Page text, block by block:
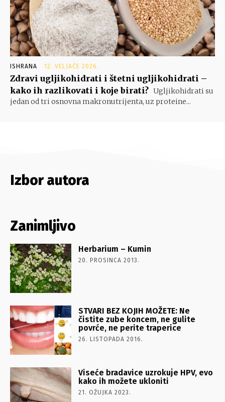
ISHRANA 12. VELJAČE 2026.
Zdravi ugljikohidrati i štetni ugljikohidrati –
kako ih razlikovati i koje birati? Ugljikohidrati su
jedan od tri osnovna makronutrijenta, uz proteine...
Izbor autora
Zanimljivo
Herbarium – Kumin
20. PROSINCA 2013.
STVARI BEZ KOJIH MOŽETE: Ne
čistite zube koncem, ne gulite
povrće, ne perite traperice
26. LISTOPADA 2016.
Viseće bradavice uzrokuje HPV, evo
kako ih možete ukloniti
21. OŽUJKA 2023.